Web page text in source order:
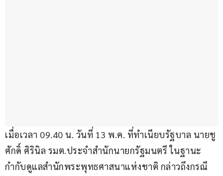
เมื่อเวลา 09.40 น. วันที่ 13 พ.ค. ที่ทำเนียบรัฐบาล นายชู
ศักดิ์ ศิรินิล รมต.ประจำสำนักนายกรัฐมนตรี ในฐานะ
กำกับดูแลสำนักพระพุทธศาสนาแห่งชาติ กล่าวถึงกรณี